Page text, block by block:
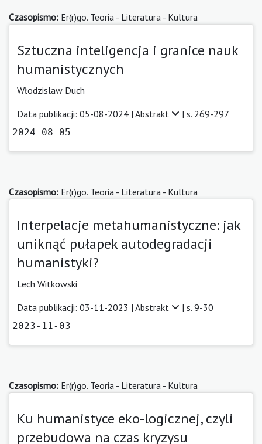
Czasopismo: Er(r)go. Teoria - Literatura - Kultura
Sztuczna inteligencja i granice nauk
humanistycznych
Włodzislaw Duch
Data publikacji: 05-08-2024 | Abstrakt | s. 269-297
2024-08-05
Czasopismo: Er(r)go. Teoria - Literatura - Kultura
Interpelacje metahumanistyczne: jak
uniknąć pułapek autodegradacji
humanistyki?
Lech Witkowski
Data publikacji: 03-11-2023 | Abstrakt | s. 9-30
2023-11-03
Czasopismo: Er(r)go. Teoria - Literatura - Kultura
Ku humanistyce eko-logicznej, czyli
przebudowa na czas kryzysu